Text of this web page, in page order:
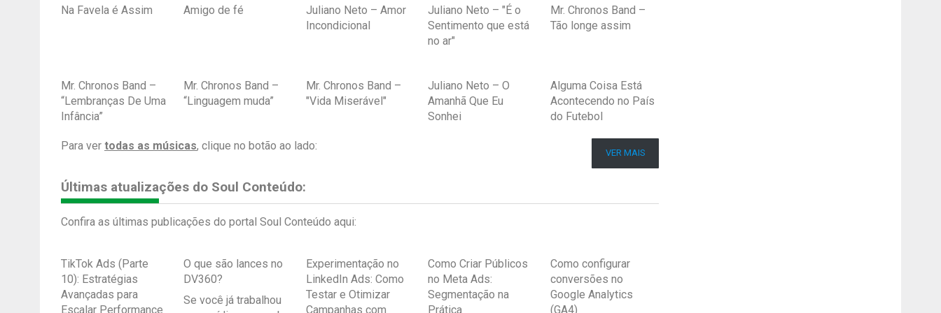
Na Favela é Assim Amigo de fé
Juliano Neto – Amor
Incondicional
Juliano Neto – "É o
Sentimento que está
no ar"
Mr. Chronos Band –
Tão longe assim
Mr. Chronos Band –
“Lembranças De Uma
Infância”
Mr. Chronos Band –
“Linguagem muda”
Mr. Chronos Band –
"Vida Miserável"
Juliano Neto – O
Amanhã Que Eu
Sonhei
Alguma Coisa Está
Acontecendo no País
do Futebol
Para ver todas as músicas, clique no botão ao lado:
VER MAIS
Últimas atualizações do Soul Conteúdo:
Confira as últimas publicações do portal Soul Conteúdo aqui:
TikTok Ads (Parte
10): Estratégias
Avançadas para
Escalar Performance
O que são lances no
DV360?
Se você já trabalhou
Experimentação no
LinkedIn Ads: Como
Testar e Otimizar
Campanhas com
Como Criar Públicos
no Meta Ads:
Segmentação na
Prática
Como configurar
conversões no
Google Analytics
(GA4)